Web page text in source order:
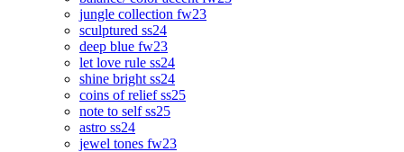
jungle collection fw23
sculptured ss24
deep blue fw23
let love rule ss24
shine bright ss24
coins of relief ss25
note to self ss25
astro ss24
jewel tones fw23